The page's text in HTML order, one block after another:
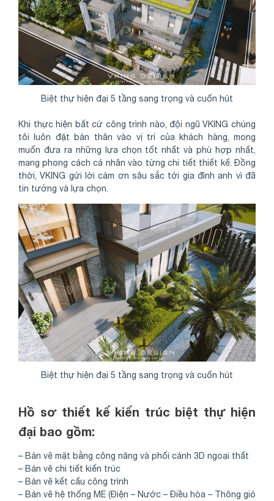
Biệt thự hiện đại 5 tầng sang trọng và cuốn hút
Khi thực hiện bất cứ công trình nào, đội ngũ VKING chúng
tôi luôn đặt bản thân vào vị trí của khách hàng, mong
muốn đưa ra những lựa chọn tốt nhất và phù hợp nhất,
mang phong cách cá nhân vào từng chi tiết thiết kế. Đồng
thời, VKING gửi lời cảm ơn sâu sắc tới gia đình anh vì đã
tin tưởng và lựa chọn.
Biệt thự hiện đại 5 tầng sang trọng và cuốn hút
Hồ sơ thiết kế kiến trúc biệt thự hiện
đại bao gồm:
– Bản vẽ mặt bằng công năng và phối cảnh 3D ngoại thất
– Bản vẽ chi tiết kiến trúc
– Bản vẽ kết cấu công trình
– Bản vẽ hệ thống ME (Điện – Nước – Điều hòa – Thông gió